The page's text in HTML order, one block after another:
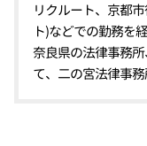
リクルート、京都
ト)などでの勤務を
奈良県の法律事務
て、二の宮法律事務